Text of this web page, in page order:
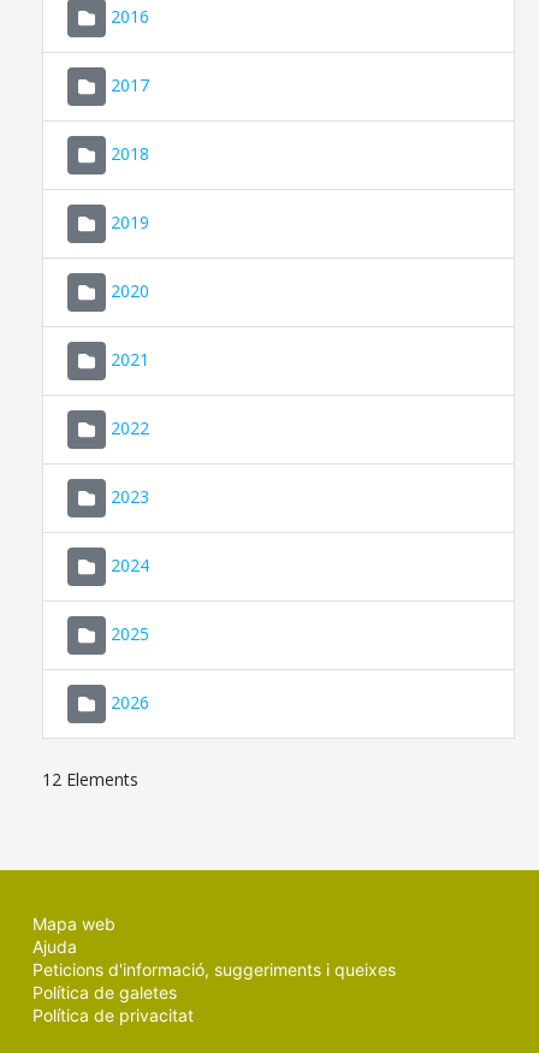
2016
2017
2018
2019
2020
2021
2022
2023
2024
2025
2026
12 Elements
Mapa web
Ajuda
Peticions d'informació, suggeriments i queixes
Política de galetes
Política de privacitat